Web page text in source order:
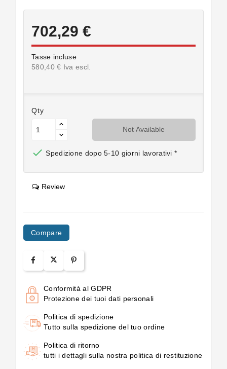
702,29 €
Tasse incluse
580,40 € Iva escl.
Qty
Not Available
 Spedizione dopo 5-10 giorni lavorativi *
Review
Compare
Conformità al GDPR
Protezione dei tuoi dati personali
Politica di spedizione
Tutto sulla spedizione del tuo ordine
Politica di ritorno
tutti i dettagli sulla nostra politica di restituzione